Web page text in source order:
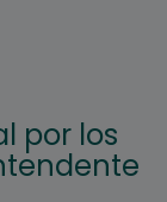
por los